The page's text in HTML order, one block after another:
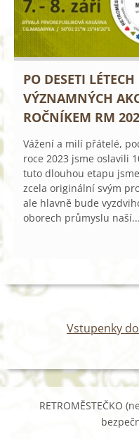
PO DESETI
VÝZNAMNÝCH
ROČNÍKEM RM
Vážení a milí přátelé,
roce 2023 jsme oslavili
tuto dlouhou etapu
zcela originální svým
ale hlavně bude
oborech průmyslu naší...
Vstupenky do
RETROMĚSTEČKO